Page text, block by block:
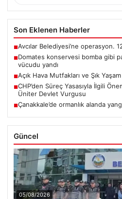
Son Eklenen Haberler
■Avcılar Belediyesi’ne operasyon.
■Domates konservesi bomba gibi
vücudu yandı
■Açık Hava Mutfakları ve Şık
■CHP’den Süreç Yasasıyla İlgili
Üniter Devlet Vurgusu
■Çanakkale’de ormanlık alanda
Güncel
05/08/2026